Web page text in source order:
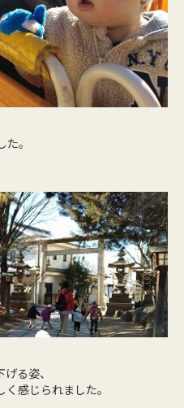
。
る姿、
感じられました。